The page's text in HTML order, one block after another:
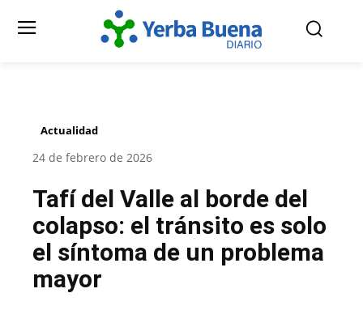
Actualidad
24 de febrero de 2026
Tafí del Valle al borde del
colapso: el tránsito es solo
el síntoma de un problema
mayor